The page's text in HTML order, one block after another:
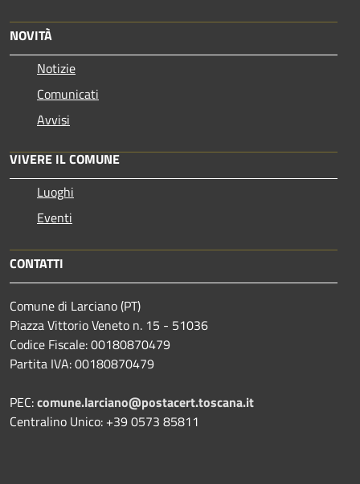
NOVITÀ
Notizie
Comunicati
Avvisi
VIVERE IL COMUNE
Luoghi
Eventi
CONTATTI
Comune di Larciano (PT)
Piazza Vittorio Veneto n. 15 - 51036
Codice Fiscale: 00180870479
Partita IVA: 00180870479
PEC:comune.larciano@postacert.toscana.it
Centralino Unico: +39 0573 85811